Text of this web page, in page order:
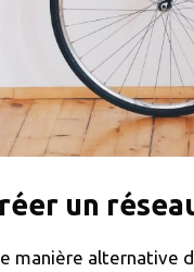
un
manière alternative